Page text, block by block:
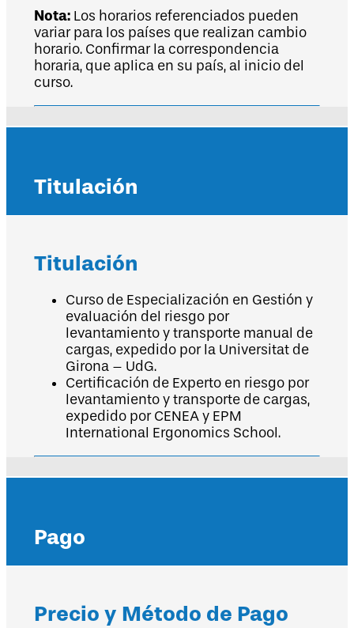
Nota:Los horarios referenciados pueden
variar para los países que realizan cambio
horario. Confirmar la correspondencia
horaria, que aplica en su país, al inicio del
curso.
Titulación
Titulación
Curso de Especialización en Gestión y
evaluación del riesgo por
levantamiento y transporte manual de
cargas, expedido por la Universitat de
Girona – UdG.
Certificación de Experto en riesgo por
levantamiento y transporte de cargas,
expedido por CENEA y EPM
International Ergonomics School.
Pago
Precio y Método de Pago